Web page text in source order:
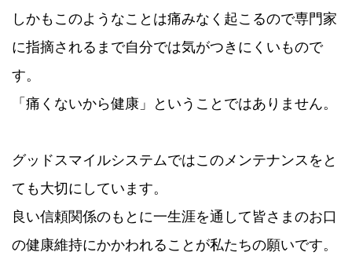
しかもこのようなことは痛みなく起こるので専門家
に指摘されるまで自分では気がつきにくいもので
す。
「痛くないから健康」ということではありません。
グッドスマイルシステムではこのメンテナンスをと
ても大切にしています。
良い信頼関係のもとに一生涯を通して皆さまのお口
の健康維持にかかわれることが私たちの願いです。